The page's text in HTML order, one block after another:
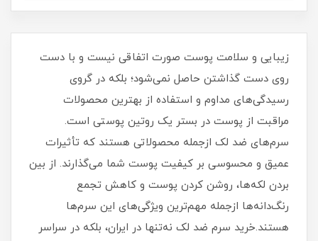
زیبایی و سلامت پوست صورت اتفاقی نیست و با دست
روی دست گذاشتن حاصل نمی‌شود؛ بلکه در گروی
رسیدگی‌های مداوم و استفاده از بهترین محصولات
مراقبت از پوست در بستر یک روتین پوستی است.
سرم‌های ضد لک ازجمله محصولاتی هستند که تأثیرات
عمیق و محسوسی بر کیفیت پوست شما می‌گذارند. از بین
بردن لکه‌ها، روشن کردن پوست و کاهش تجمع
رنگ‌دانه‌ها ازجمله مهم‌ترین ویژگی‌های این سرم‌ها
هستند.خرید سرم ضد لک نه‌تنها در ایران، بلکه در سراسر